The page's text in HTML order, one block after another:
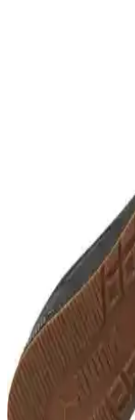
Slazenger
Spor Ayakkabı
Slazenger ZUSA
çıkar. Yüksek taban
spor aktiviteleri için
Kinetix Lescar
Ayakkabıları
Kinetix Lescar ve
amaçları ve
ürünün özellikleri,
inceleniyor.
Adidas
Ayakkabıları